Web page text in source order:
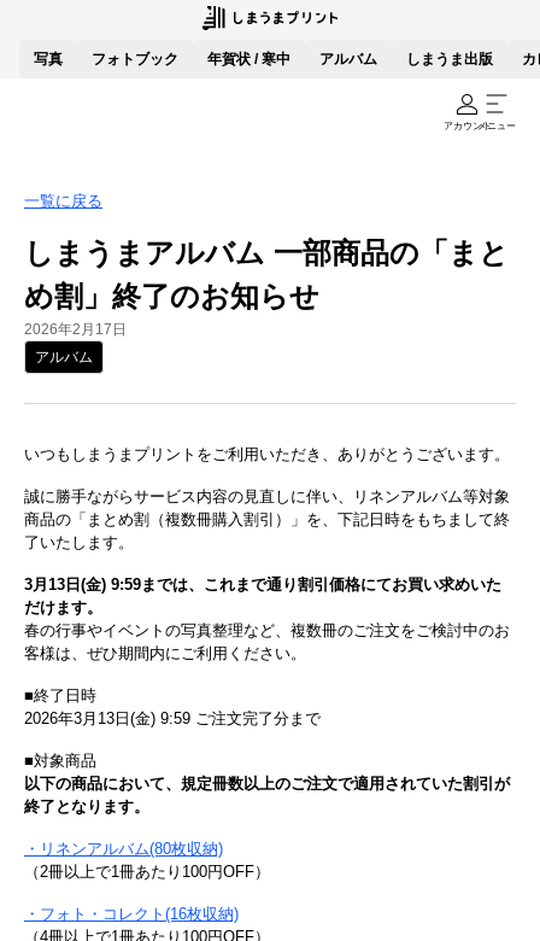
写真 フォトブック 年賀状 / 寒中 アルバム しまうま出版 カ
アカウントメニュー
一覧に戻る
しまうまアルバム 一部商品の「まと
め割」終了のお知らせ
2026年2月17日
アルバム
いつもしまうまプリントをご利用いただき、ありがとうございます。
誠に勝手ながらサービス内容の見直しに伴い、リネンアルバム等対象
商品の「まとめ割（複数冊購入割引）」を、下記日時をもちまして終
了いたします。
3月13日(金) 9:59までは、これまで通り割引価格にてお買い求めいた
だけます。
春の行事やイベントの写真整理など、複数冊のご注文をご検討中のお
客様は、ぜひ期間内にご利用ください。
■終了日時
2026年3月13日(金) 9:59 ご注文完了分まで
■対象商品
以下の商品において、規定冊数以上のご注文で適用されていた割引が
終了となります。
・リネンアルバム(80枚収納)
（2冊以上で1冊あたり100円OFF）
・フォト・コレクト(16枚収納)
（4冊以上で1冊あたり100円OFF）